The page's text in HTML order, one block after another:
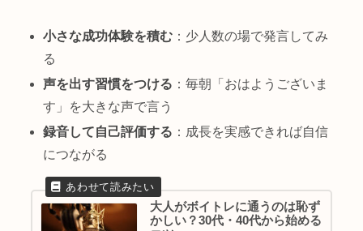
小さな成功体験を積む ：少人数の場で発言してみ
る
声を出す習慣をつける ：毎朝「おはようございま
す」を大きな声で言う
録音して自己評価する ：成長を実感できれば自信
につながる
大人がボイトレに通うのは恥ず
かしい？30代・40代から始める